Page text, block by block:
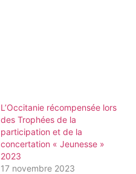
L’Occitanie récompensée lors
des Trophées de la
participation et de la
concertation « Jeunesse »
2023
17 novembre 2023